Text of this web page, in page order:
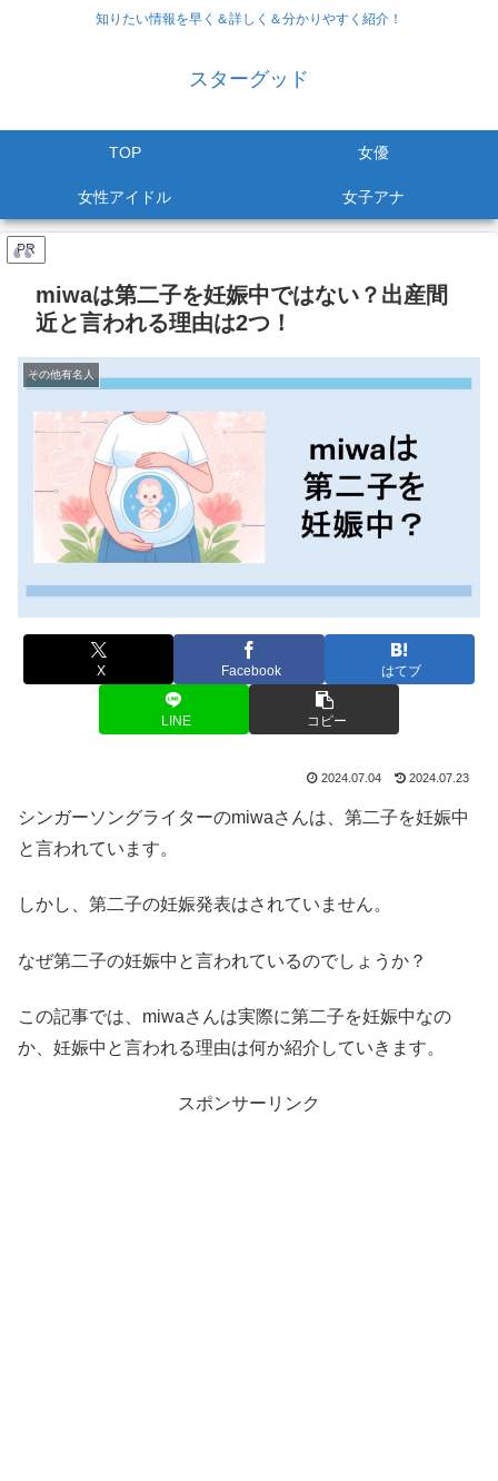
知りたい情報を早く＆詳しく＆分かりやすく紹介！
スターグッド
TOP 女優
女性アイドル 女子アナ
PR
miwaは第二子を妊娠中ではない？出産間
近と言われる理由は2つ！
その他有名人
X Facebook はてブ
LINE コピー
2024.07.04 2024.07.23
シンガーソングライターのmiwaさんは、第二子を妊娠中
と言われています。
しかし、第二子の妊娠発表はされていません。
なぜ第二子の妊娠中と言われているのでしょうか？
この記事では、miwaさんは実際に第二子を妊娠中なの
か、妊娠中と言われる理由は何か紹介していきます。
スポンサーリンク